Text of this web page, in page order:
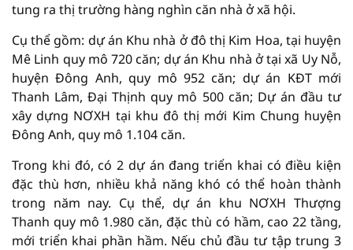
tung ra thị trường hàng nghìn căn nhà ở xã hội.
Cụ thể gồm: dự án Khu nhà ở đô thị Kim Hoa, tại huyện
Mê Linh quy mô 720 căn; dự án Khu nhà ở tại xã Uy Nỗ,
huyện Đông Anh, quy mô 952 căn; dự án KĐT mới
Thanh Lâm, Đại Thịnh quy mô 500 căn; Dự án đầu tư
xây dựng NƠXH tại khu đô thị mới Kim Chung huyện
Đông Anh, quy mô 1.104 căn.
Trong khi đó, có 2 dự án đang triển khai có điều kiện
đặc thù hơn, nhiều khả năng khó có thể hoàn thành
trong năm nay. Cụ thể, dự án khu NƠXH Thượng
Thanh quy mô 1.980 căn, đặc thù có hầm, cao 22 tầng,
mới triển khai phần hầm. Nếu chủ đầu tư tập trung 3